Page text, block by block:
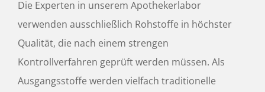
Die Experten in unserem Apothekerlabor
verwenden ausschließlich Rohstoffe in höchster
Qualität, die nach einem strengen
Kontrollverfahren geprüft werden müssen. Als
Ausgangsstoffe werden vielfach traditionelle